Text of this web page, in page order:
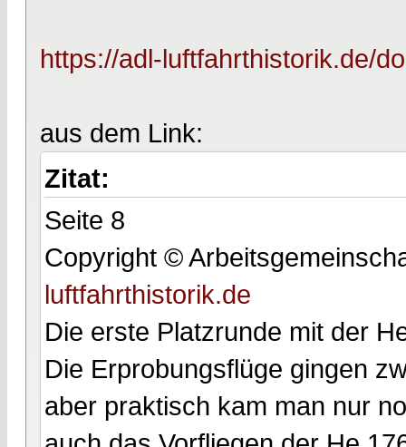
https://adl-luftfahrthistorik.de/
aus dem Link:
Zitat:
Seite 8
Copyright ©
luftfahrthistorik.de
Die erste Platzrunde mit der
Die Erprobungsflüge gingen
aber praktisch kam man nur